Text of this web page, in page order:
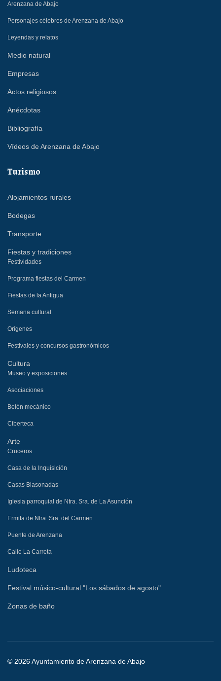
Arenzana de Abajo
Personajes célebres de Arenzana de Abajo
Leyendas y relatos
Medio natural
Empresas
Actos religiosos
Anécdotas
Bibliografía
Vídeos de Arenzana de Abajo
Turismo
Alojamientos rurales
Bodegas
Transporte
Fiestas y tradiciones
Festividades
Programa fiestas del Carmen
Fiestas de la Antigua
Semana cultural
Orígenes
Festivales y concursos gastronómicos
Cultura
Museo y exposiciones
Asociaciones
Belén mecánico
Ciberteca
Arte
Cruceros
Casa de la Inquisición
Casas Blasonadas
Iglesia parroquial de Ntra. Sra. de La Asunción
Ermita de Ntra. Sra. del Carmen
Puente de Arenzana
Calle La Carreta
Ludoteca
Festival músico-cultural "Los sábados de agosto"
Zonas de baño
© 2026 Ayuntamiento de Arenzana de Abajo